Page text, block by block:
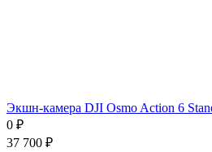
Экшн-камера DJI Osmo Action 6
0 ₽
37 700 ₽